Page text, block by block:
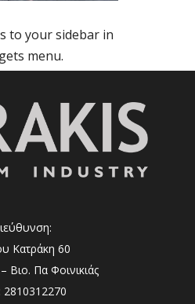
to your sidebar in
menu.
Κατράκη 60
Βιο. Πα Φοινικιάς
2810312270